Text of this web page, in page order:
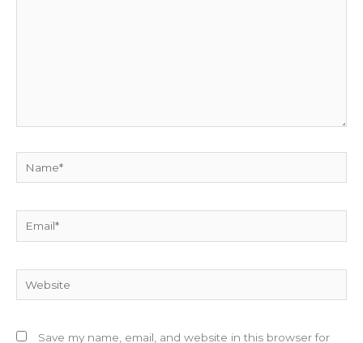
Website
Save my name, email, and website in this browser for